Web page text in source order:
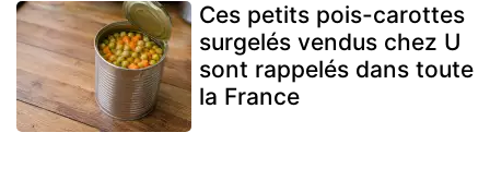
Ces petits pois-carottes
surgelés vendus chez U
sont rappelés dans toute
la France